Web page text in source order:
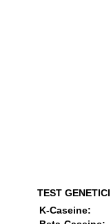
TEST GENETICI
K-Caseine: